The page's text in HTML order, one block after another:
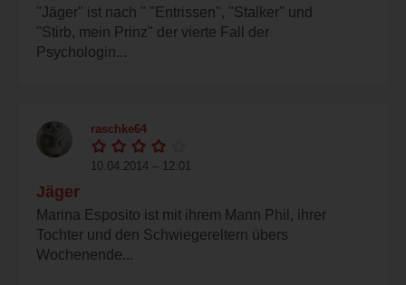
"Jäger" ist nach " "Entrissen", "Stalker" und
"Stirb, mein Prinz" der vierte Fall der
Psychologin...
raschke64
10.04.2014 – 12:01
Jäger
Marina Esposito ist mit ihrem Mann Phil, ihrer
Tochter und den Schwiegereltern übers
Wochenende...